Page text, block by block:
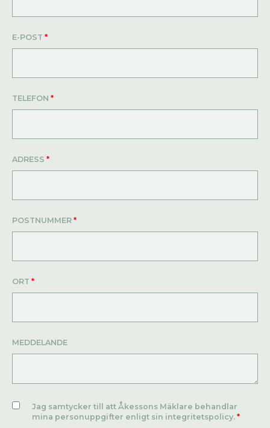
E-POST *
TELEFON *
ADRESS *
POSTNUMMER *
ORT *
MEDDELANDE
Jag samtycker till att Åkessons Mäklare behandlar
mina personuppgifter enligt sin integritetspolicy. *